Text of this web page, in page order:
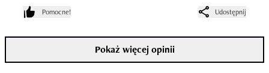
tutaj jest on dość wyczuwalny. Ogólnie oceniam serum
średnio.
Pomocne! Udostępnij
Pokaż więcej opinii